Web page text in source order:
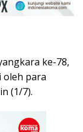
ke-78,
oleh para
(1/7).